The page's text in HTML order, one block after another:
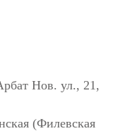
Нов. ул., 21,
(Филевская